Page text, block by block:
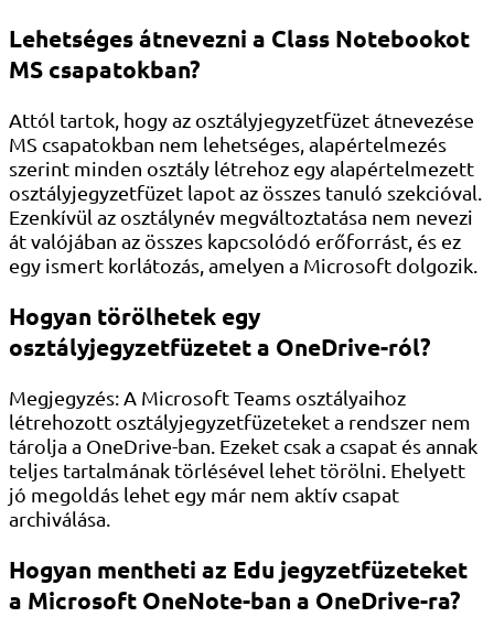
Lehetséges átnevezni a Class Notebookot
MS csapatokban?
Attól tartok, hogy az osztályjegyzetfüzet átnevezése
MS csapatokban nem lehetséges, alapértelmezés
szerint minden osztály létrehoz egy alapértelmezett
osztályjegyzetfüzet lapot az összes tanuló szekcióval.
Ezenkívül az osztálynév megváltoztatása nem nevezi
át valójában az összes kapcsolódó erőforrást, és ez
egy ismert korlátozás, amelyen a Microsoft dolgozik.
Hogyan törölhetek egy
osztályjegyzetfüzetet a OneDrive-ról?
Megjegyzés: A Microsoft Teams osztályaihoz
létrehozott osztályjegyzetfüzeteket a rendszer nem
tárolja a OneDrive-ban. Ezeket csak a csapat és annak
teljes tartalmának törlésével lehet törölni. Ehelyett
jó megoldás lehet egy már nem aktív csapat
archiválása.
Hogyan mentheti az Edu jegyzetfüzeteket
a Microsoft OneNote-ban a OneDrive-ra?